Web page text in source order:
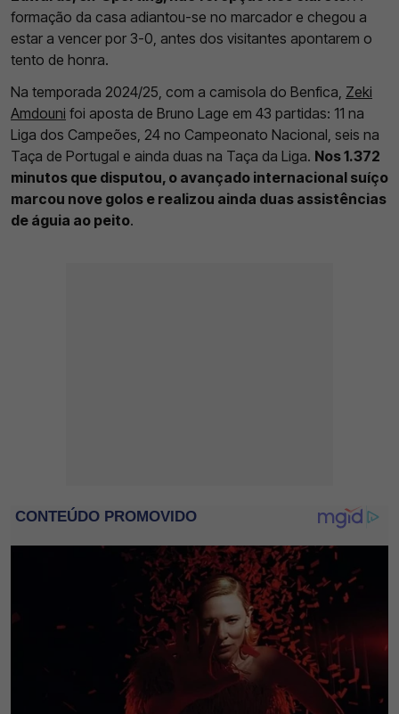
formação da casa adiantou-se no marcador e chegou a
estar a vencer por 3-0, antes dos visitantes apontarem o
tento de honra.
Na temporada 2024/25, com a camisola do Benfica, Zeki
Amdouni foi aposta de Bruno Lage em 43 partidas: 11 na
Liga dos Campeões, 24 no Campeonato Nacional, seis na
Taça de Portugal e ainda duas na Taça da Liga. Nos 1.372
minutos que disputou, o avançado internacional suíço
marcou nove golos e realizou ainda duas assistências
de águia ao peito.